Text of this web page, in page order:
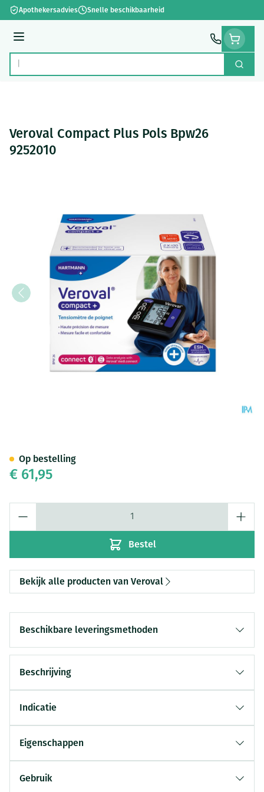
Ga naar de inhoud
Apothekersadvies Snelle beschikbaarheid
Menu
Product, merk, categorie... Zoek
Veroval Compact Plus Pols Bpw26
9252010
€ 61,95
Bestel
Op bestelling
Bekijk alle producten van Veroval
Beschikbare leveringsmethoden
Beschrijving
Indicatie
Eigenschappen
Gebruik